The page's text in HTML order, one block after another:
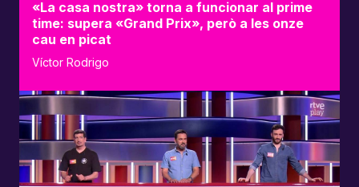
«La casa nostra» torna a funcionar al prime
time: supera «Grand Prix», però a les onze
cau en picat
Víctor Rodrigo